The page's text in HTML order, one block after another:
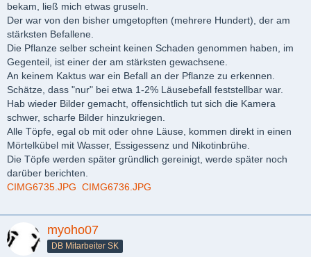
bekam, ließ mich etwas gruseln.
Der war von den bisher umgetopften (mehrere Hundert), der am
stärksten Befallene.
Die Pflanze selber scheint keinen Schaden genommen haben, im
Gegenteil, ist einer der am stärksten gewachsene.
An keinem Kaktus war ein Befall an der Pflanze zu erkennen.
Schätze, dass "nur" bei etwa 1-2% Läusebefall feststellbar war.
Hab wieder Bilder gemacht, offensichtlich tut sich die Kamera
schwer, scharfe Bilder hinzukriegen.
Alle Töpfe, egal ob mit oder ohne Läuse, kommen direkt in einen
Mörtelkübel mit Wasser, Essigessenz und Nikotinbrühe.
Die Töpfe werden später gründlich gereinigt, werde später noch
darüber berichten.
CIMG6735.JPG CIMG6736.JPG
myoho07
DB Mitarbeiter SK